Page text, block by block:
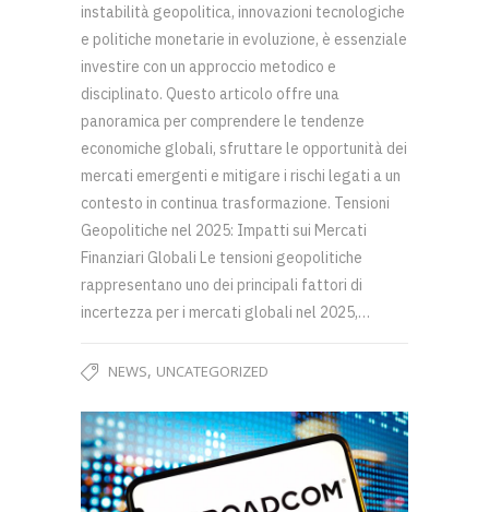
instabilità geopolitica, innovazioni tecnologiche
e politiche monetarie in evoluzione, è essenziale
investire con un approccio metodico e
disciplinato. Questo articolo offre una
panoramica per comprendere le tendenze
economiche globali, sfruttare le opportunità dei
mercati emergenti e mitigare i rischi legati a un
contesto in continua trasformazione. Tensioni
Geopolitiche nel 2025: Impatti sui Mercati
Finanziari Globali Le tensioni geopolitiche
rappresentano uno dei principali fattori di
incertezza per i mercati globali nel 2025,…
NEWS, UNCATEGORIZED